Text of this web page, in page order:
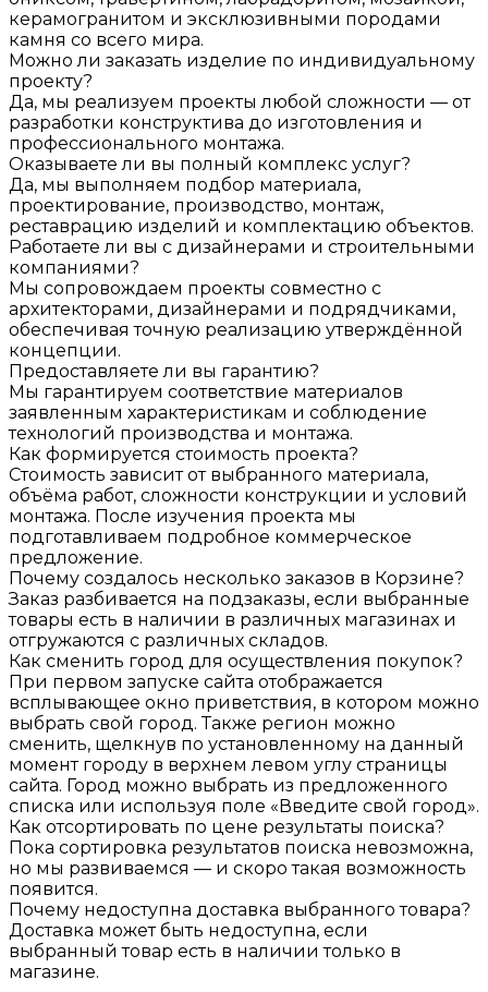
керамогранитом и эксклюзивными породами
камня со всего мира.
Можно ли заказать изделие по индивидуальному
проекту?
Да, мы реализуем проекты любой сложности — от
разработки конструктива до изготовления и
профессионального монтажа.
Оказываете ли вы полный комплекс услуг?
Да, мы выполняем подбор материала,
проектирование, производство, монтаж,
реставрацию изделий и комплектацию объектов.
Работаете ли вы с дизайнерами и строительными
компаниями?
Мы сопровождаем проекты совместно с
архитекторами, дизайнерами и подрядчиками,
обеспечивая точную реализацию утверждённой
концепции.
Предоставляете ли вы гарантию?
Мы гарантируем соответствие материалов
заявленным характеристикам и соблюдение
технологий производства и монтажа.
Как формируется стоимость проекта?
Стоимость зависит от выбранного материала,
объёма работ, сложности конструкции и условий
монтажа. После изучения проекта мы
подготавливаем подробное коммерческое
предложение.
Почему создалось несколько заказов в Корзине?
Заказ разбивается на подзаказы, если выбранные
товары есть в наличии в различных магазинах и
отгружаются с различных складов.
Как сменить город для осуществления покупок?
При первом запуске сайта отображается
всплывающее окно приветствия, в котором можно
выбрать свой город. Также регион можно
сменить, щелкнув по установленному на данный
момент городу в верхнем левом углу страницы
сайта. Город можно выбрать из предложенного
списка или используя поле «Введите свой город».
Как отсортировать по цене результаты поиска?
Пока сортировка результатов поиска невозможна,
но мы развиваемся — и скоро такая возможность
появится.
Почему недоступна доставка выбранного товара?
Доставка может быть недоступна, если
выбранный товар есть в наличии только в
магазине.